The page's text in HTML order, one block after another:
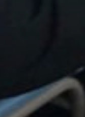
wp-conten